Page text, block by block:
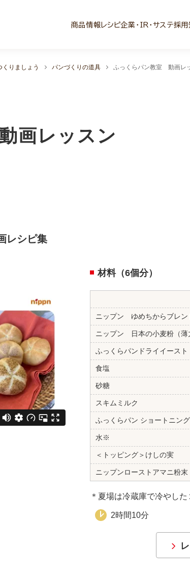
商品情報 レシピ企業・IR・サステ採用
りましょう パンづくりの道具 ふっくらパン教室 動画レ
画レッスン
レシピ集
材料（6個分）
ニップン ゆめちからブレン
ニップン 日本の小麦粉（薄
ふっくらパンドライイースト
食塩
砂糖
スキムミルク
ふっくらパン ショートニング
水※
＜トッピング＞けしの実
ニップンローストアマニ粉末
＊夏場は冷蔵庫で冷やし
2時間10分